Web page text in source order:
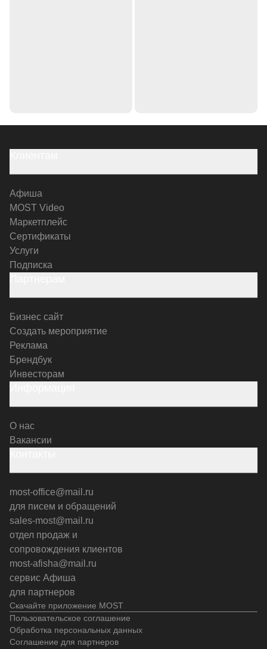
Скачайте приложение MOST
Афиша
MOST Video
Маркетплейс
Сертификаты
Услуги
Подписка
Бизнес сайт
Создать мероприятие
Реклама
Брендбук
Инвесторам
О нас
Вакансии
most-office@mail.ru
для писем и обращений
sales-most@mail.ru
отдел продаж и
сопровождения клиентов
most-afisha@mail.ru
сервис Афиша
для партнеров
Пользовательское соглашение
Обработка персональных данных
Соглашение для партнеров